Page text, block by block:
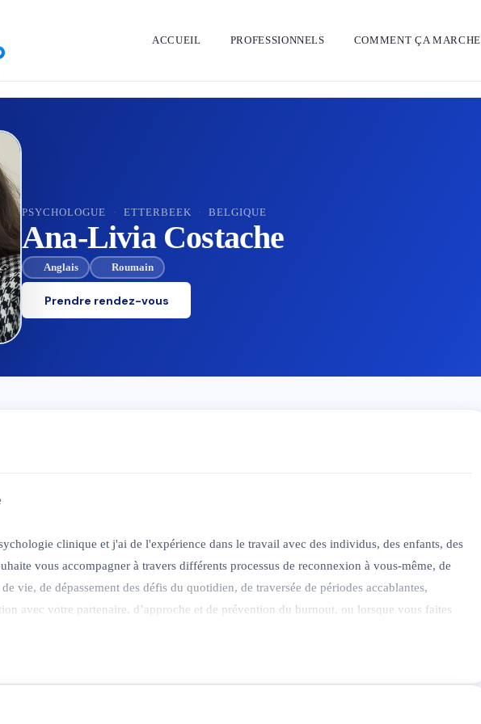
ACCUEIL PROFESSIONNELS COMMENT ÇA MARCHE
PSYCHOLOGUE · ETTERBEEK · BELGIQUE
Ana-Livia Costache
Anglais Roumain
Prendre rendez-vous
clinique et j'ai de l'expérience dans le travail avec des individus, des enfants, des
vous accompagner à travers différents processus de reconnexion à vous-même, de
vie, de dépassement des défis du quotidien, de traversée de périodes accablantes,
avec votre partenaire, d’approche et de prévention du burnout, ou lorsque vous faites
ou de dépression.